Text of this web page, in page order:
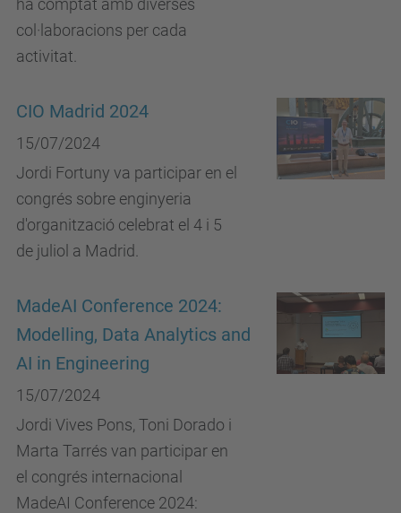
ha comptat amb diverses
col·laboracions per cada
activitat.
CIO Madrid 2024
15/07/2024
Jordi Fortuny va participar en el
congrés sobre enginyeria
d'organització celebrat el 4 i 5
de juliol a Madrid.
MadeAI Conference 2024:
Modelling, Data Analytics and
AI in Engineering
15/07/2024
Jordi Vives Pons, Toni Dorado i
Marta Tarrés van participar en
el congrés internacional
MadeAI Conference 2024: